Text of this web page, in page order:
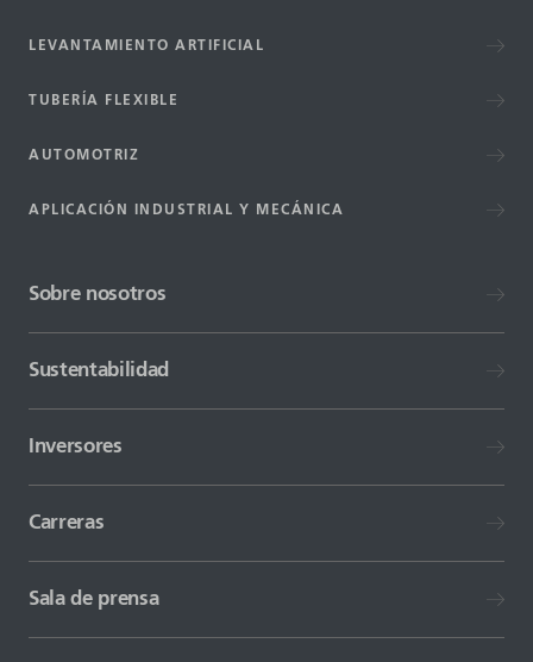
LEVANTAMIENTO ARTIFICIAL
TUBERÍA FLEXIBLE
AUTOMOTRIZ
APLICACIÓN INDUSTRIAL Y MECÁNICA
Sobre nosotros
Sustentabilidad
Inversores
Carreras
Sala de prensa